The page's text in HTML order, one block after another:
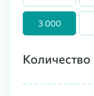
3 000
Количество